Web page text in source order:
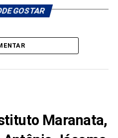
GOSTAR
Maranata,